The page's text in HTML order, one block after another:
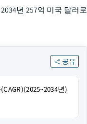
년 257억 미국 달러로
공유
년)